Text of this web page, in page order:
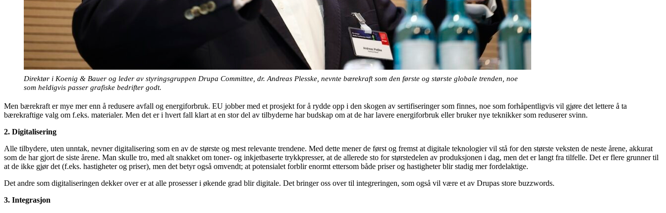
Direktør i Koenig & Bauer og leder av styringsgruppen Drupa Committee, dr. Andreas Plesske, nevnte bærekraft som den første og største globale trenden, noe
som heldigvis passer grafiske bedrifter godt.
Men bærekraft er mye mer enn å redusere avfall og energiforbruk. EU jobber med et prosjekt for å rydde opp i den skogen av sertifiseringer som finnes, noe som forhåpentligvis vil gjøre det lettere å ta
bærekraftige valg om f.eks. materialer. Men det er i hvert fall klart at en stor del av tilbyderne har budskap om at de har lavere energiforbruk eller bruker nye teknikker som reduserer svinn.
2. Digitalisering
Alle tilbydere, uten unntak, nevner digitalisering som en av de største og mest relevante trendene. Med dette mener de først og fremst at digitale teknologier vil stå for den største veksten de neste årene, akkurat
som de har gjort de siste årene. Man skulle tro, med alt snakket om toner- og inkjetbaserte trykkpresser, at de allerede sto for størstedelen av produksjonen i dag, men det er langt fra tilfelle. Det er flere grunner til
at de ikke gjør det (f.eks. hastigheter og priser), men det betyr også omvendt; at potensialet forblir enormt ettersom både priser og hastigheter blir stadig mer fordelaktige.
Det andre som digitaliseringen dekker over er at alle prosesser i økende grad blir digitale. Det bringer oss over til integreringen, som også vil være et av Drupas store buzzwords.
3. Integrasjon